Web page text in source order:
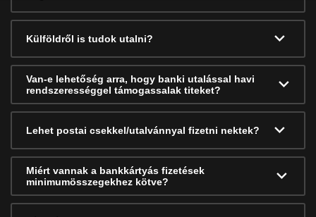
Külföldről is tudok utalni?
Van-e lehetőség arra, hogy banki utalással havi
rendszerességgel támogassalak titeket?
Lehet postai csekkel/utalvánnyal fizetni nektek?
Miért vannak a bankkártyás fizetések
minimumösszegekhez kötve?